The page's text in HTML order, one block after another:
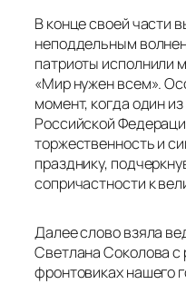
В конце своей части
неподдельным
патриоты исполнили
«Мир нужен всем».
момент, когда один
Российской
торжественность и
празднику,
сопричастности к
Далее слово взяла
Светлана Соколова с
фронтовиках нашего